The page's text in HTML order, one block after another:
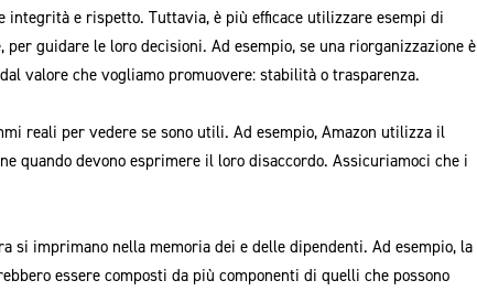
e rispetto. Tuttavia, è più efficace utilizzare esempi di
guidare le loro decisioni. Ad esempio, se una riorganizzazione è
valore che vogliamo promuovere: stabilità o trasparenza.
reali per vedere se sono utili. Ad esempio, Amazon utilizza il
quando devono esprimere il loro disaccordo. Assicuriamoci che i
imprimano nella memoria dei e delle dipendenti. Ad esempio, la
essere composti da più componenti di quelli che possono